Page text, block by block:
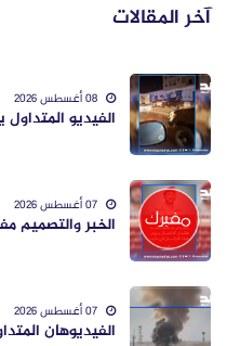
آخر المقالات
الفيديو
الخبر والتصميم
الفيديوهان